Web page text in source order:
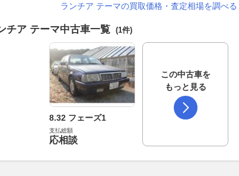
ランチア テーマの買取価格・査定相場を調べる
チア テーマ中古車一覧 (1件)
8.32 フェーズ1
支払総額
応相談
この中古車を
もっと見る